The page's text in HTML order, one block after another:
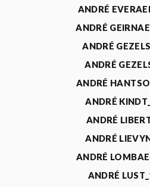
ANDRÉ
ANDRÉ
ANDRÉ
ANDRÉ
ANDRÉ
ANDRÉ
ANDRÉ
ANDRÉ
ANDRÉ
ANDRÉ